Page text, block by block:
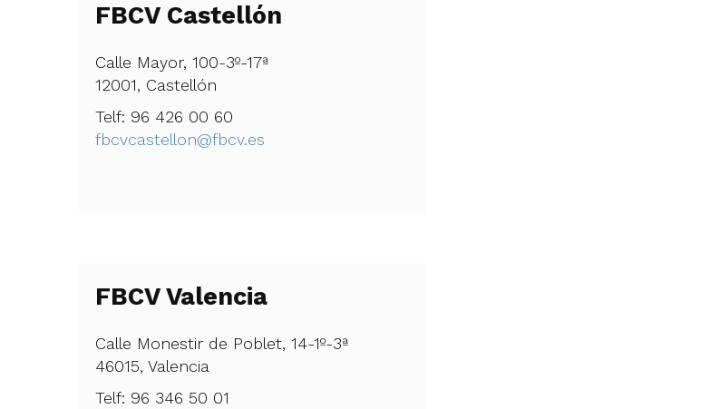
FBCV Castellón
Calle Mayor, 100-3º-17ª
12001, Castellón
Telf: 96 426 00 60
fbcvcastellon@fbcv.es
FBCV Valencia
Calle Monestir de Poblet, 14-1º-3ª
46015, Valencia
Telf: 96 346 50 01